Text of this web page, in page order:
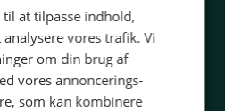
København V
til at tilpasse indhold,
vores trafik. Vi
om din brug af
vores annoncerings-
som kan kombinere